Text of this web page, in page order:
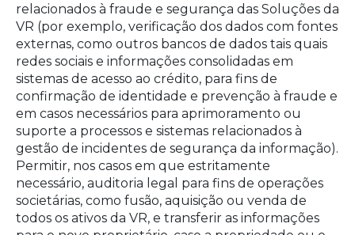
relacionados à fraude e segurança das Soluções da
VR (por exemplo, verificação dos dados com fontes
externas, como outros bancos de dados tais quais
redes sociais e informações consolidadas em
sistemas de acesso ao crédito, para fins de
confirmação de identidade e prevenção à fraude e
em casos necessários para aprimoramento ou
suporte a processos e sistemas relacionados à
gestão de incidentes de segurança da informação).
Permitir, nos casos em que estritamente
necessário, auditoria legal para fins de operações
societárias, como fusão, aquisição ou venda de
todos os ativos da VR, e transferir as informações